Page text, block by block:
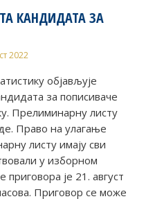
КАНДИДАТА ЗА
2022
објављује
за пописиваче
Прелиминарну листу
Право на улагање
листу имају сви
у изборном
приговора је 21. август
Приговор се може